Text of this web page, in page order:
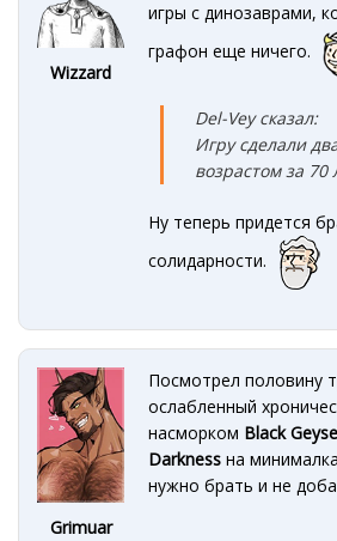
Wizzard
игры с динозаврами,
графон еще ничего.
Del-Vey сказал:
Игру сделали
возрастом за 70
Ну теперь придется
солидарности.
Grimuar
Посмотрел половину
ослабленный
насморком Black
Darknessна
нужно брать и не